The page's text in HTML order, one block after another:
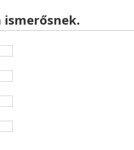
ismerősnek.